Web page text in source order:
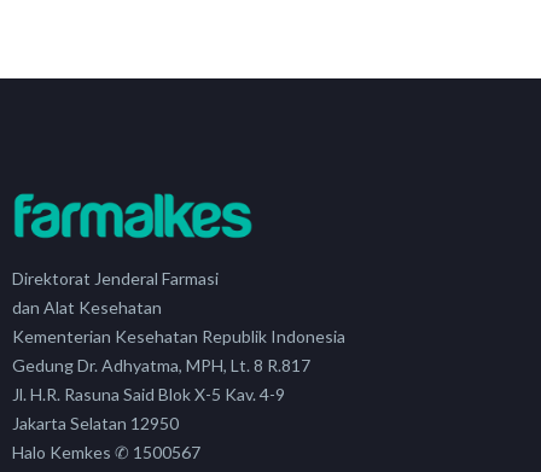
Direktorat Jenderal Farmasi
dan Alat Kesehatan
Kementerian Kesehatan Republik Indonesia
Gedung Dr. Adhyatma, MPH, Lt. 8 R.817
Jl. H.R. Rasuna Said Blok X-5 Kav. 4-9
Jakarta Selatan 12950
Halo Kemkes ✆ 1500567